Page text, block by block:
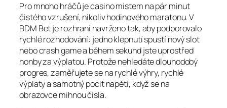
Pro mnoho hráčů je casino místem na pár minut
čistého vzrušení, nikoliv hodinového maratonu. V
BDM Bet je rozhraní navrženo tak, aby podporovalo
rychlé rozhodování: jedno klepnutí spustí nový slot
nebo crash game a během sekund jste uprostřed
honby za výplatou. Protože nehledáte dlouhodobý
progres, zaměřujete se na rychlé výhry, rychlé
výplaty a samotný pocit napětí, když se na
obrazovce mihnou čísla.